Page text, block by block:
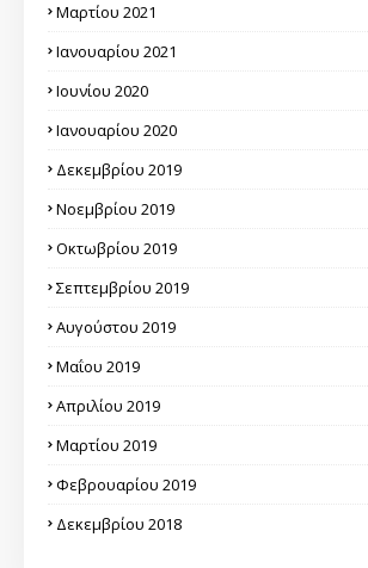
Μαρτίου 2021
Ιανουαρίου 2021
Ιουνίου 2020
Ιανουαρίου 2020
Δεκεμβρίου 2019
Νοεμβρίου 2019
Οκτωβρίου 2019
Σεπτεμβρίου 2019
Αυγούστου 2019
Μαΐου 2019
Απριλίου 2019
Μαρτίου 2019
Φεβρουαρίου 2019
Δεκεμβρίου 2018